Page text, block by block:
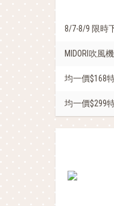
8/7-8/9 限時
MIDORI吹風
均一價$168
均一價$299